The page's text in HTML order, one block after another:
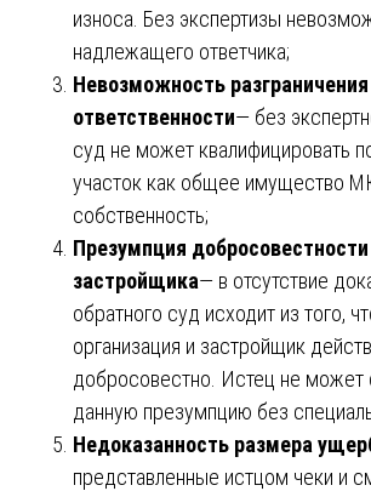
износа. Без экспертизы
надлежащего ответчика;
Невозможность разграничения
ответственности— без
суд не может квалифицировать
участок как общее имущество
собственность;
Презумпция
застройщика— в отсутствие
обратного суд исходит из того,
организация и застройщик
добросовестно. Истец не может
данную презумпцию без
Недоказанность размера
представленные истцом чеки и